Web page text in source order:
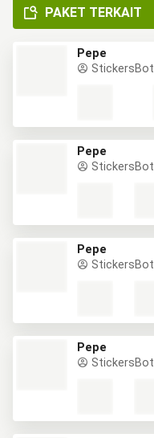
PAKET TERKAIT
Pepe
StickersBot
Pepe
StickersBot
Pepe
StickersBot
Pepe
StickersBot